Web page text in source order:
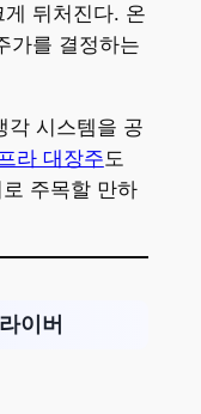
게 뒤처진다. 온
가를 결정하는
각 시스템을 공
라 대장주 도
주목할 만하
이버